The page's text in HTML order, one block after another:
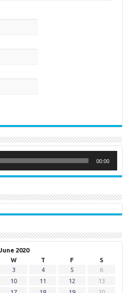
00:00
June 2020
W T F
S
3 4 5
6
10 11 12
13